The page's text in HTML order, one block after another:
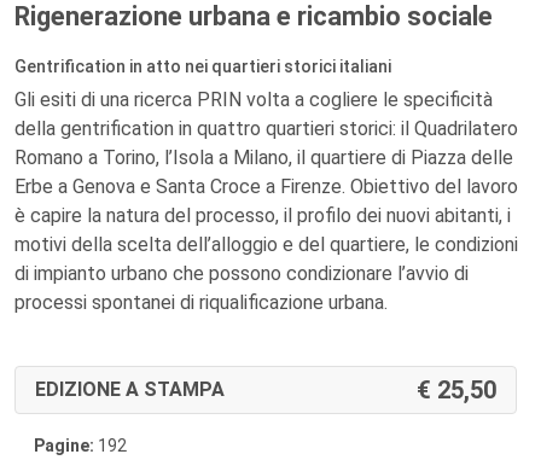
Rigenerazione urbana e ricambio sociale
Gentrification in atto nei quartieri storici italiani
Gli esiti di una ricerca PRIN volta a cogliere le specificità
della gentrification in quattro quartieri storici: il Quadrilatero
Romano a Torino, l’Isola a Milano, il quartiere di Piazza delle
Erbe a Genova e Santa Croce a Firenze. Obiettivo del lavoro
è capire la natura del processo, il profilo dei nuovi abitanti, i
motivi della scelta dell’alloggio e del quartiere, le condizioni
di impianto urbano che possono condizionare l’avvio di
processi spontanei di riqualificazione urbana.
EDIZIONE A STAMPA 25,50
Pagine: 192